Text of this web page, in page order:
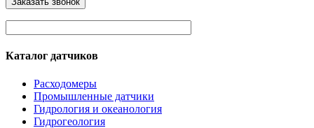
Каталог датчиков
Расходомеры
Промышленные датчики
Гидрология и океанология
Гидрогеология